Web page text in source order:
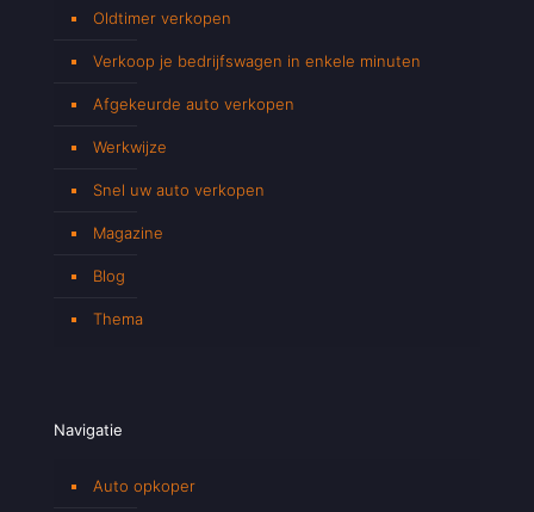
Oldtimer verkopen
Verkoop je bedrijfswagen in enkele minuten
Afgekeurde auto verkopen
Werkwijze
Snel uw auto verkopen
Magazine
Blog
Thema
Navigatie
Auto opkoper